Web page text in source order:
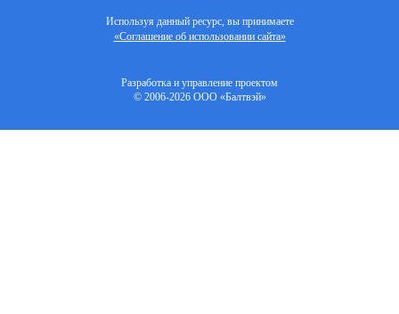
Разработка и управление проектом
© 2006-2026 ООО «Балтвэй»
Используя данный ресурс, вы принимаете
«Соглашение об использовании сайта»